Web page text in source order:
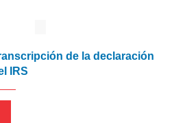
de la declaración
IRS